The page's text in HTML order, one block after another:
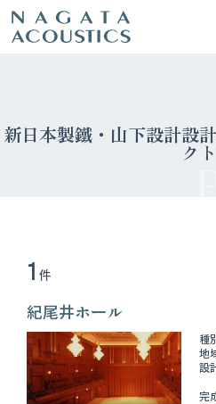
新日本製鐵・山下設計設
クト
1 件
紀尾井ホール
種
地
設
完